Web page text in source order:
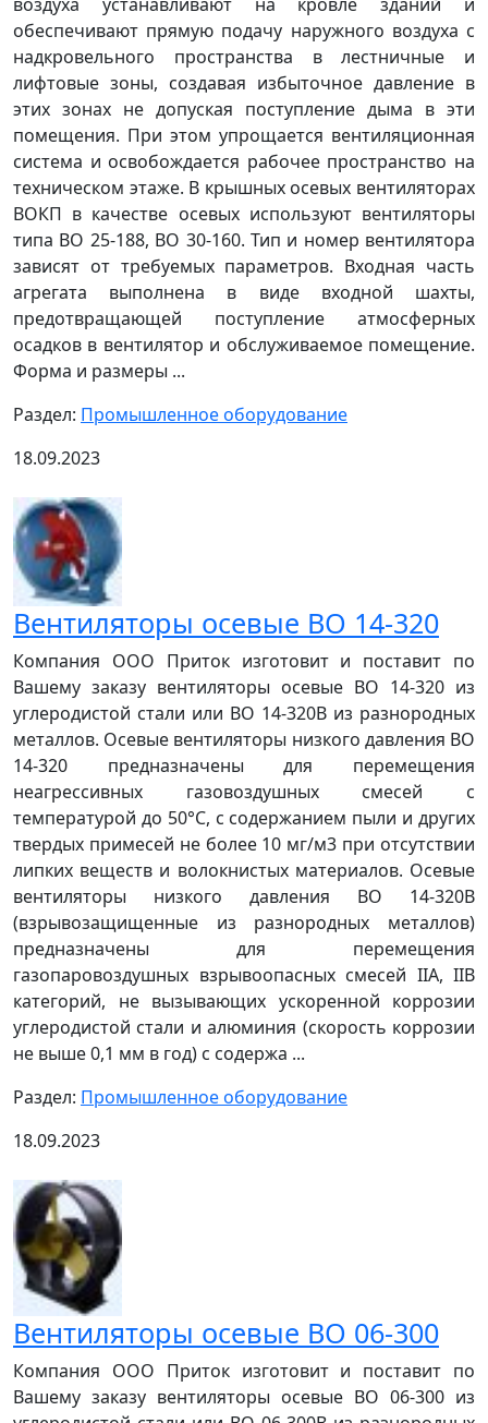
обеспечивают прямую подачу наружного воздуха с
надкровельного пространства в лестничные и
лифтовые зоны, создавая избыточное давление в
этих зонах не допуская поступление дыма в эти
помещения. При этом упрощается вентиляционная
система и освобождается рабочее пространство на
техническом этаже. В крышных осевых вентиляторах
ВОКП в качестве осевых используют вентиляторы
типа ВО 25-188, ВО 30-160. Тип и номер вентилятора
зависят от требуемых параметров. Входная часть
агрегата выполнена в виде входной шахты,
предотвращающей поступление атмосферных
осадков в вентилятор и обслуживаемое помещение.
Форма и размеры ...
Раздел: Промышленное оборудование
18.09.2023
Вентиляторы осевые ВО 14-320
Компания ООО Приток изготовит и поставит по
Вашему заказу вентиляторы осевые ВО 14-320 из
углеродистой стали или ВО 14-320В из разнородных
металлов. Осевые вентиляторы низкого давления ВО
14-320 предназначены для перемещения
неагрессивных газовоздушных смесей с
температурой до 50°C, с содержанием пыли и других
твердых примесей не более 10 мг/м3 при отсутствии
липких веществ и волокнистых материалов. Осевые
вентиляторы низкого давления ВО 14-320В
(взрывозащищенные из разнородных металлов)
предназначены для перемещения
газопаровоздушных взрывоопасных смесей IIA, IIB
категорий, не вызывающих ускоренной коррозии
углеродистой стали и алюминия (скорость коррозии
не выше 0,1 мм в год) с содержа ...
Раздел: Промышленное оборудование
18.09.2023
Вентиляторы осевые ВО 06-300
Компания ООО Приток изготовит и поставит по
Вашему заказу вентиляторы осевые ВО 06-300 из